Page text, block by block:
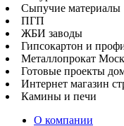
Сыпучие материалы
ПГП
ЖБИ заводы
Гипсокартон и
Металлопрокат
Готовые проекты
Интернет магазин
Камины и печи
О компании